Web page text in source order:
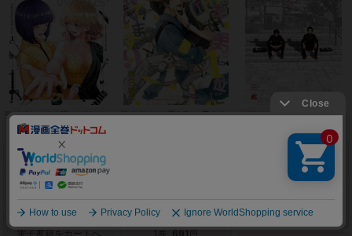
ランウェイで笑って
紙 新品 品切れ
1-22巻 6,110
電子書籍をカートへ
抱かれたい男1位に脅され
1 691
セトウツミ
4,912 円
紙 新品をカートへ
電子書籍をカートへ